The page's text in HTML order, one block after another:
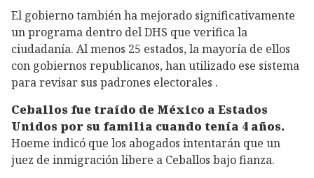
El gobierno también ha mejorado significativamente
un programa dentro del DHS que verifica la
ciudadanía. Al menos 25 estados, la mayoría de ellos
con gobiernos republicanos, han utilizado ese sistema
para revisar sus padrones electorales .
Ceballos fue traído de México a Estados
Unidos por su familia cuando tenía 4 años.
Hoeme indicó que los abogados intentarán que un
juez de inmigración libere a Ceballos bajo fianza.